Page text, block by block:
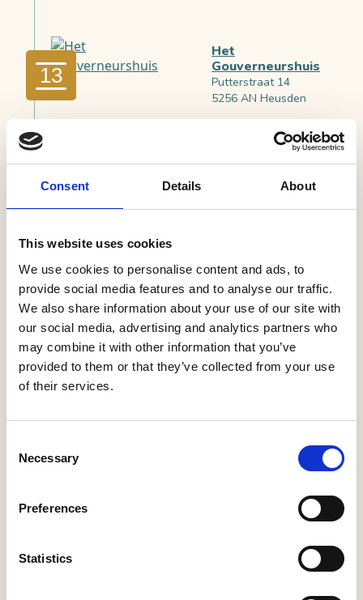
Consent Details About
This website uses cookies
We use cookies to personalise content and ads, to
provide social media features and to analyse our traffic.
We also share information about your use of our site with
our social media, advertising and analytics partners who
may combine it with other information that you’ve
provided to them or that they’ve collected from your use
of their services.
Selection
Necessary
Preferences
Statistics
13
Het
Gouverneurshuis
Putterstraat 14
5256 AN Heusden
14
Conferentiecentrum
Abdijhof
Mariënkroon
5253 VP Nieuwkuijk
15
(infopunt)
St. Jorisstraat 16
5253 BL Nieuwkuijk
16
Pannekoekenhuis
D'n Berepot
5141 KG Waalwijk
Hotel-Restaurant